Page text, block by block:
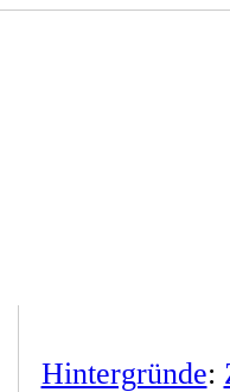
Hintergründe: